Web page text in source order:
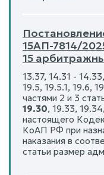
15АП-7814/
15
13.37, 14.31 -
19.5, 19.5.1, 19.6,
частями 2 и 3
19.30, 19.33,
настоящего
КоАП РФ при
наказания в
статьи размер